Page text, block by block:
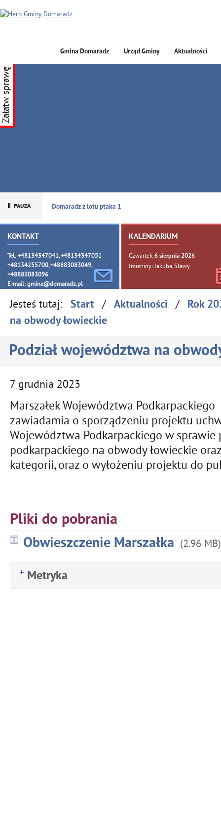
GMINA DOMARADZ
Gmina Domaradz Urząd Gminy Aktualności
Domaradz z lotu ptaka 1
KONTAKT
Tel. +48134347041, +48134347051
+48134255700, +48883083049,
+48883083096
E-mail: gmina@domaradz.pl
KALENDARIUM
Czwartek, 6sierpnia 2026
Imieniny: Jakuba, Sławy
Załatw sprawę
Jesteś tutaj: Start / Aktualności / Rok
na obwody łowieckie
Podział województwa na
7 grudnia 2023
Marszałek Województwa Podkarpackiego
zawiadamia o sporządzeniu projektu
Województwa Podkarpackiego w
podkarpackiego na obwody łowieckie
kategorii, oraz o wyłożeniu projektu do
Pliki do pobrania
Obwieszczenie Marszałka (2.96 MB)
Metryka